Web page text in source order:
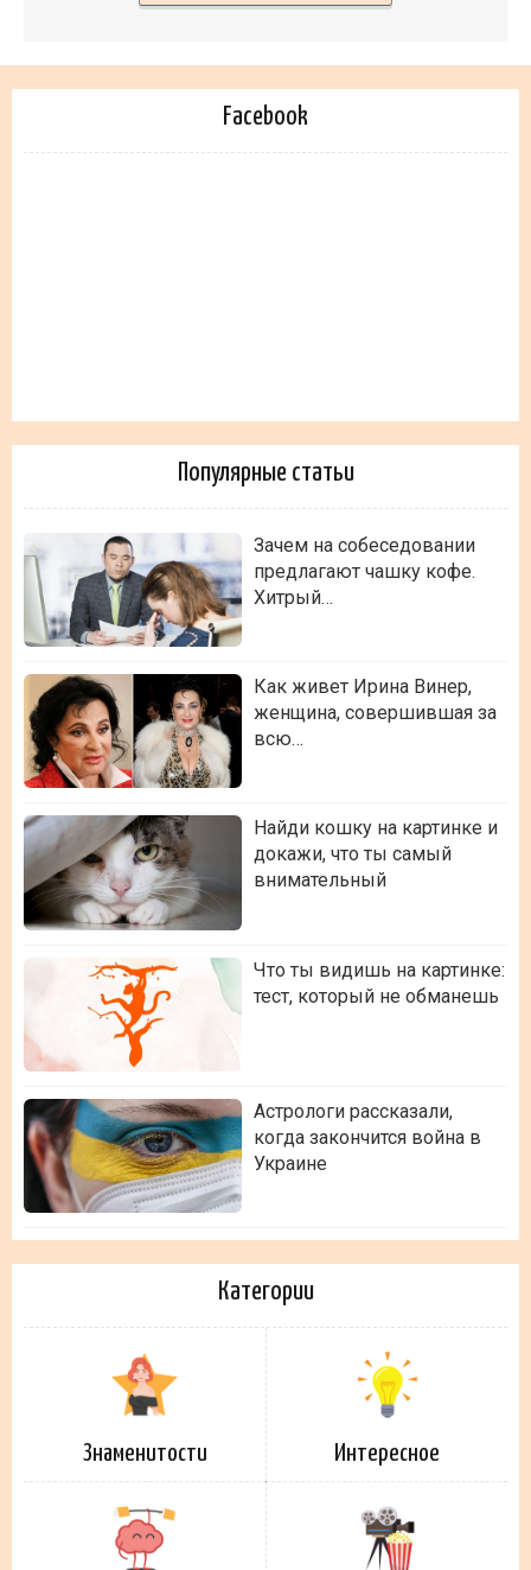
Facebook
Популярные статьи
Зачем на собеседовании
предлагают чашку кофе.
Хитрый…
Как живет Ирина Винер,
женщина, совершившая за
всю…
Найди кошку на картинке и
докажи, что ты самый
внимательный
Что ты видишь на картинке:
тест, который не обманешь
Астрологи рассказали,
когда закончится война в
Украине
Категории
Знаменитости Интересное